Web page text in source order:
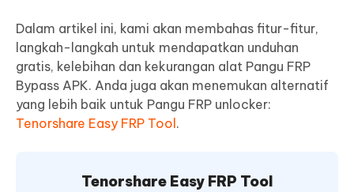
Dalam artikel ini, kami akan membahas fitur-fitur,
langkah-langkah untuk mendapatkan unduhan
gratis, kelebihan dan kekurangan alat Pangu FRP
Bypass APK. Anda juga akan menemukan alternatif
yang lebih baik untuk Pangu FRP unlocker:
Tenorshare Easy FRP Tool .
Tenorshare Easy FRP Tool